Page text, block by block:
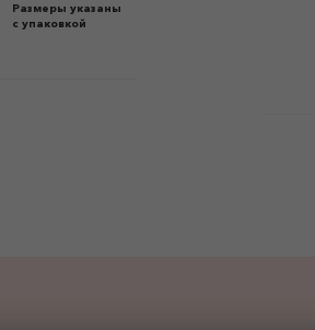
Размеры указаны
с упаковкой